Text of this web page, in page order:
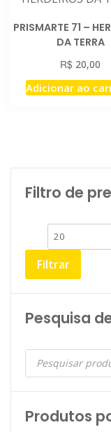
PRISMARTE 71 –
DA TERRA
R$ 20,00
Adicionar ao
Filtro de
Preço
mínimo
Filtrar
Pesquisa
Pesquisar
produtos
Produtos